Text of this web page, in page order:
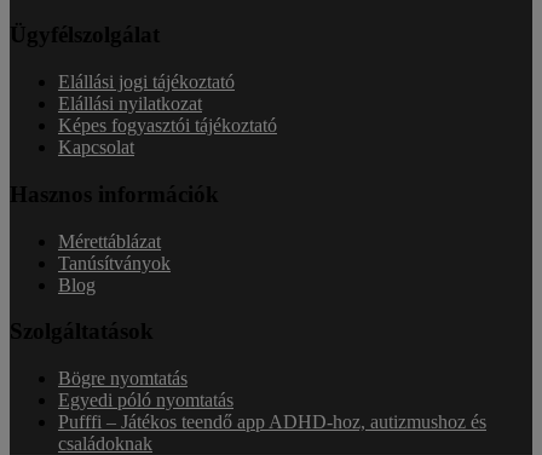
Ügyfélszolgálat
Elállási jogi tájékoztató
Elállási nyilatkozat
Képes fogyasztói tájékoztató
Kapcsolat
Hasznos információk
Mérettáblázat
Tanúsítványok
Blog
Szolgáltatások
Bögre nyomtatás
Egyedi póló nyomtatás
Pufffi – Játékos teendő app ADHD-hoz, autizmushoz és
családoknak